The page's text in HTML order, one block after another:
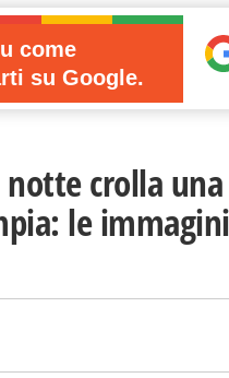
come
su Google.
crolla
le immagini